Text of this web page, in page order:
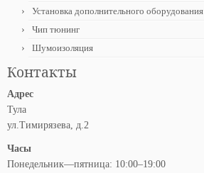
Установка дополнительного оборудования
Чип тюнинг
Шумоизоляция
Контакты
Адрес
Тула
ул.Тимирязева, д.2
Часы
Понедельник—пятница: 10:00–19:00